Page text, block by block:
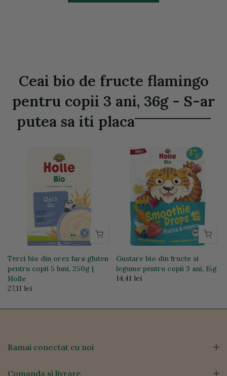
Ceai bio de fructe flamingo
pentru copii 3 ani, 36g - S-ar
putea sa iti placa
Terci bio din orez fara gluten
pentru copii 5 luni, 250g |
Holle
27,11 lei
Gustare bio din fructe si
legume pentru copii 3 ani, 15g
14,41 lei
Ramai conectat cu noi
Comanda si livrare